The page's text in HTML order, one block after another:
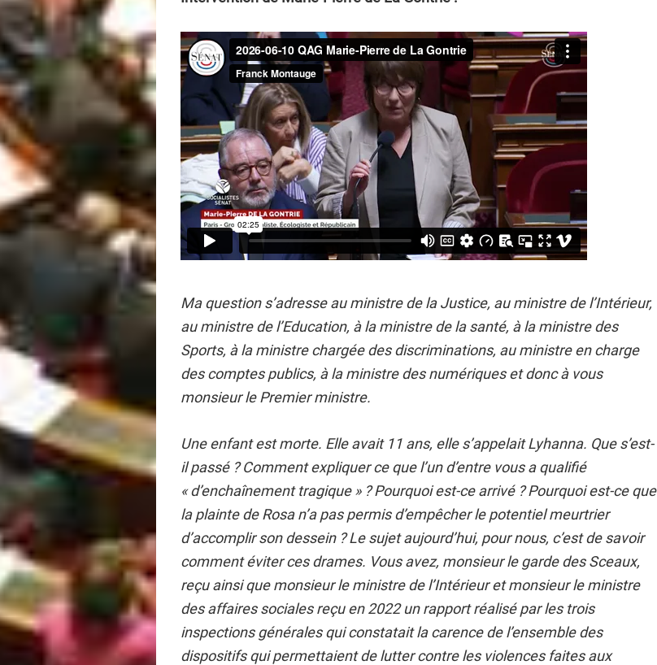
Ma question s’adresse au ministre de la Justice, au ministre de l’Intérieur,
au ministre de l’Education, à la ministre de la santé, à la ministre des
Sports, à la ministre chargée des discriminations, au ministre en charge
des comptes publics, à la ministre des numériques et donc à vous
monsieur le Premier ministre.
Une enfant est morte. Elle avait 11 ans, elle s’appelait Lyhanna. Que s’est-
il passé ? Comment expliquer ce que l’un d’entre vous a qualifié
« d’enchaînement tragique » ? Pourquoi est-ce arrivé ? Pourquoi est-ce que
la plainte de Rosa n’a pas permis d’empêcher le potentiel meurtrier
d’accomplir son dessein ? Le sujet aujourd’hui, pour nous, c’est de savoir
comment éviter ces drames. Vous avez, monsieur le garde des Sceaux,
reçu ainsi que monsieur le ministre de l’Intérieur et monsieur le ministre
des affaires sociales reçu en 2022 un rapport réalisé par les trois
inspections générales qui constatait la carence de l’ensemble des
dispositifs qui permettaient de lutter contre les violences faites aux